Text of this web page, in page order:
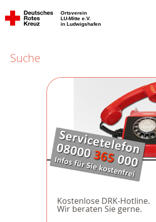
Ortsverein
LU-Mitte e.V.
in Ludwigshafen
Suche
Kostenlose DRK-Hotline.
Wir beraten Sie gerne.